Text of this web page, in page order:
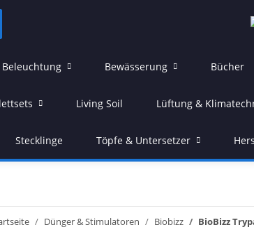
Beleuchtung Bewässerung Bücher
Living Soil Lüftung &
Stecklinge Töpfe & Untersetzer
Dünger & Stimulatoren Biobizz BioBizz